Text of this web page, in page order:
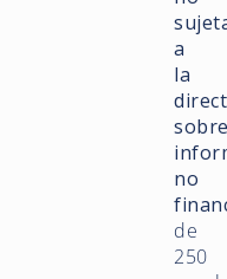
a
la
no
de
250